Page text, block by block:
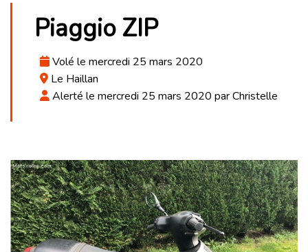
Piaggio ZIP
Volé le mercredi 25 mars 2020
Le Haillan
Alerté le mercredi 25 mars 2020 par Christelle